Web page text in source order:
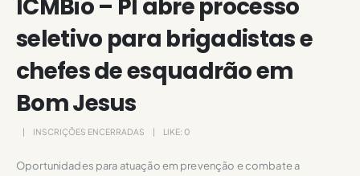
ICMBio – PI abre processo
seletivo para brigadistas e
chefes de esquadrão em
Bom Jesus
INSCRIÇÕES ENCERRADAS LIKE: 0
Oportunidades para atuação em prevenção e combate a